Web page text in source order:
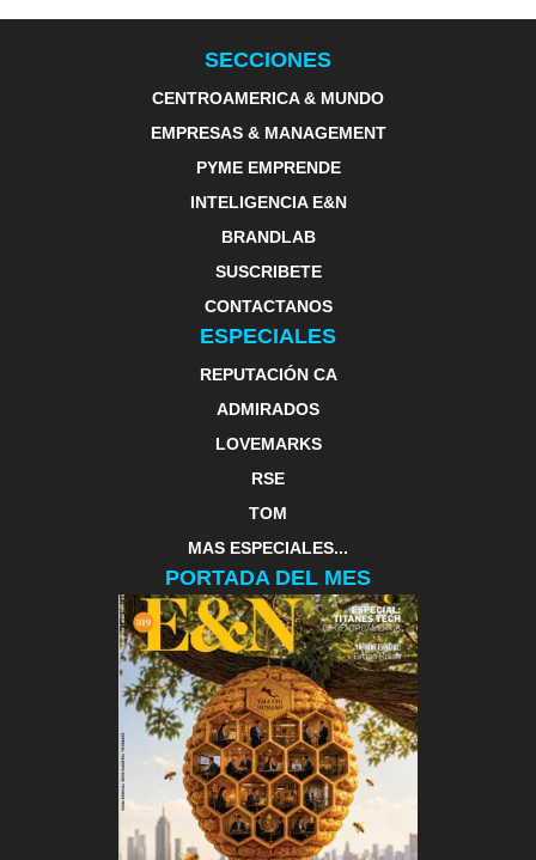
SECCIONES
CENTROAMERICA & MUNDO
EMPRESAS & MANAGEMENT
PYME EMPRENDE
INTELIGENCIA E&N
BRANDLAB
SUSCRIBETE
CONTACTANOS
ESPECIALES
REPUTACIÓN CA
ADMIRADOS
LOVEMARKS
RSE
TOM
MAS ESPECIALES...
PORTADA DEL MES